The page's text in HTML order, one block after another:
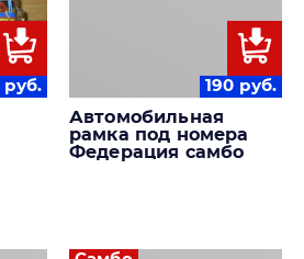
руб. 190 руб.
Автомобильная
рамка под номера
Федерация самбо